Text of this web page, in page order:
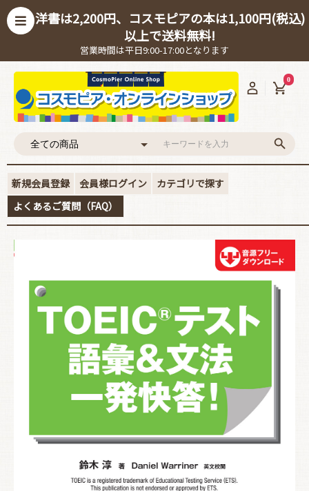
洋書は2,200円、コスモピアの本は1,100円(税込)
以上で送料無料!
営業時間は平日9:00-17:00となります
0
新規会員登録 会員様ログイン
カテゴリで探す
よくあるご質問（FAQ）